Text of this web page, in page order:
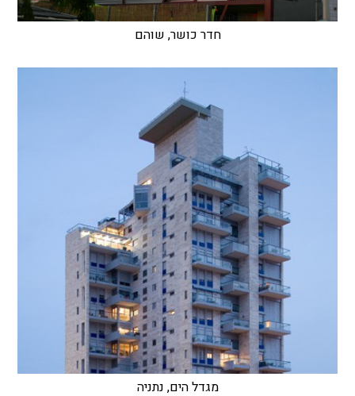
חדר כושר, שוהם
מגדל הים, נתניה